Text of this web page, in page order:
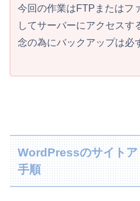
今回の作業はFTPまたはフ
してサーバーにアクセスす
念の為にバックアップは必
WordPressのサイト
手順